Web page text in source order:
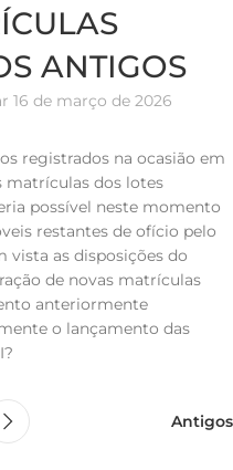
ANTIGOS
16 de março de 2026
registrados na ocasião em
matrículas dos lotes
possível neste momento
restantes de ofício pelo
vista as disposições do
de novas matrículas
anteriormente
o lançamento das
Antigos